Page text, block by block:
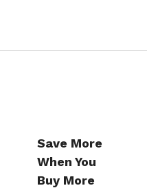
Save More
When You
Buy More